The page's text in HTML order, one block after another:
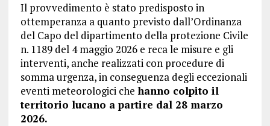
Il provvedimento è stato predisposto in
ottemperanza a quanto previsto dall’Ordinanza
del Capo del dipartimento della protezione Civile
n. 1189 del 4 maggio 2026 e reca le misure e gli
interventi, anche realizzati con procedure di
somma urgenza, in conseguenza degli eccezionali
eventi meteorologici che hanno colpito il
territorio lucano a partire dal 28 marzo
2026.